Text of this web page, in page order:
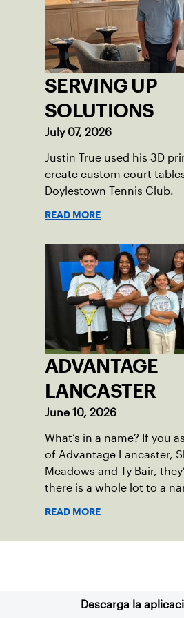
and abilities come
tennis.
SERVING UP
SOLUTIONS
July 07, 2026
Justin True used his 3D
create custom court
Doylestown Tennis Club.
READ MORE
ADVANTAGE
LANCASTER
June 10, 2026
What’s in a name? If you
of Advantage Lancaster,
Meadows and Ty Bair,
there is a whole lot to a
READ MORE
Descarga la